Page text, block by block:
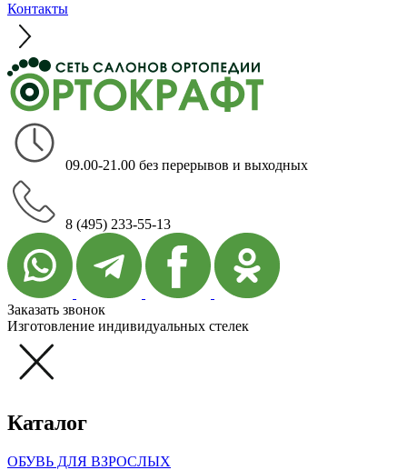
Контакты
09.00-21.00 без перерывов и выходных
8 (495) 233-55-13
Заказать звонок
Изготовление индивидуальных стелек
Каталог
ОБУВЬ ДЛЯ ВЗРОСЛЫХ